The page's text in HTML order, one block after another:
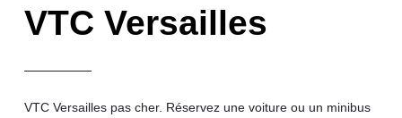
VTC Versailles
VTC Versaillespas cher. Réservez une voiture ou un minibus